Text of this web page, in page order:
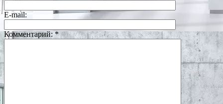
E-mail:
Комментарий: *